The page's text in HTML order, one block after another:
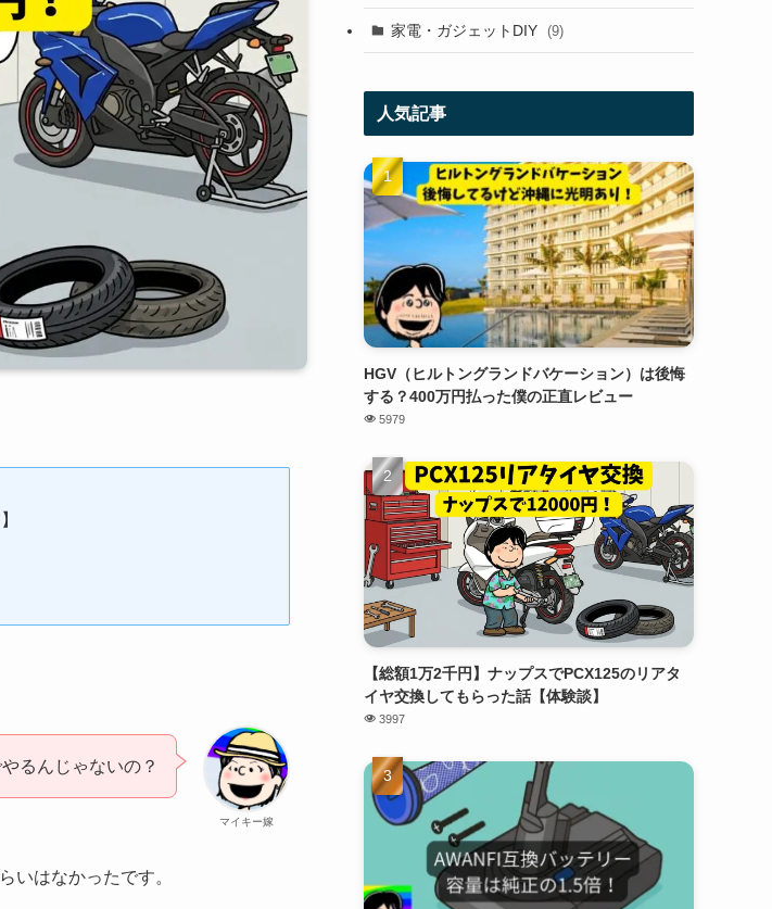
マイキー嫁
るんじゃないの？
いはなかったです。
家電・ガジェットDIY (9)
人気記事
HGV（ヒルトングランドバケーション）は後悔
する？400万円払った僕の正直レビュー
5979
【総額1万2千円】ナップスでPCX125のリアタ
イヤ交換してもらった話【体験談】
3997